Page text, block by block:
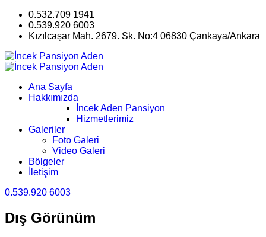
0.532.709 1941
0.539.920 6003
Kızılcaşar Mah. 2679. Sk. No:4 06830 Çankaya/Ankara
Ana Sayfa
Hakkımızda
İncek Aden Pansiyon
Hizmetlerimiz
Galeriler
Foto Galeri
Video Galeri
Bölgeler
İletişim
0.539.920 6003
Dış Görünüm